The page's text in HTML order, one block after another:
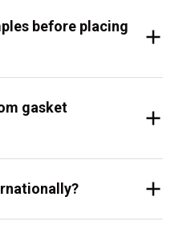
before placing
gasket